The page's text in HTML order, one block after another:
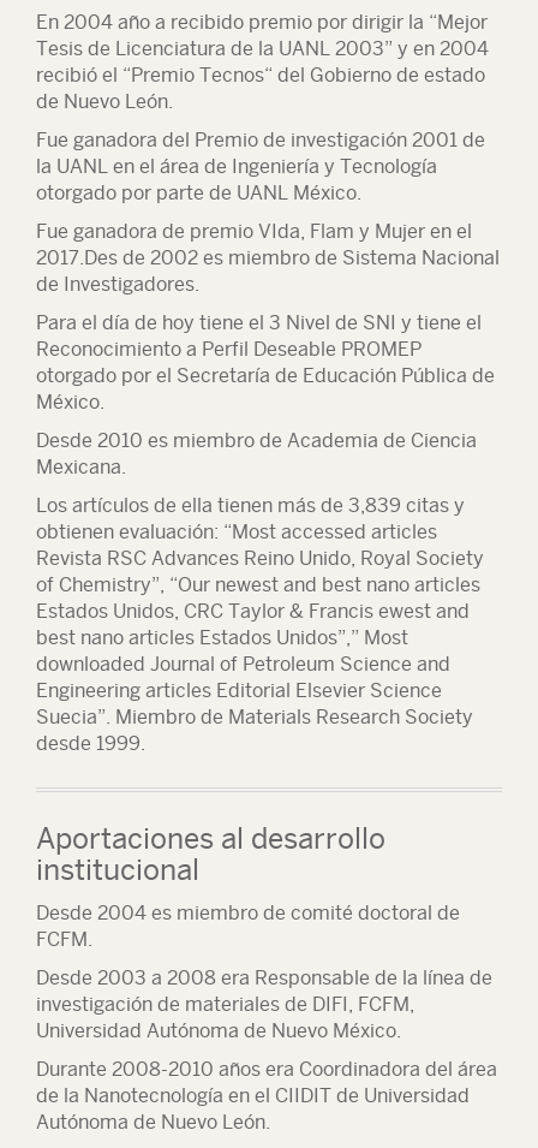
En 2004 año a recibido premio por dirigir la “Mejor
Tesis de Licenciatura de la UANL 2003” y en 2004
recibió el “Premio Tecnos“ del Gobierno de estado
de Nuevo León.
Fue ganadora del Premio de investigación 2001 de
la UANL en el área de Ingeniería y Tecnología
otorgado por parte de UANL México.
Fue ganadora de premio VIda, Flam y Mujer en el
2017.Des de 2002 es miembro de Sistema Nacional
de Investigadores.
Para el día de hoy tiene el 3 Nivel de SNI y tiene el
Reconocimiento a Perfil Deseable PROMEP
otorgado por el Secretaría de Educación Pública de
México.
Desde 2010 es miembro de Academia de Ciencia
Mexicana.
Los artículos de ella tienen más de 3,839 citas y
obtienen evaluación: “Most accessed articles
Revista RSC Advances Reino Unido, Royal Society
of Chemistry”, “Our newest and best nano articles
Estados Unidos, CRC Taylor & Francis ewest and
best nano articles Estados Unidos”,” Most
downloaded Journal of Petroleum Science and
Engineering articles Editorial Elsevier Science
Suecia”. Miembro de Materials Research Society
desde 1999.
Aportaciones al desarrollo
institucional
Desde 2004 es miembro de comité doctoral de
FCFM.
Desde 2003 a 2008 era Responsable de la línea de
investigación de materiales de DIFI, FCFM,
Universidad Autónoma de Nuevo México.
Durante 2008-2010 años era Coordinadora del área
de la Nanotecnología en el CIIDIT de Universidad
Autónoma de Nuevo León.